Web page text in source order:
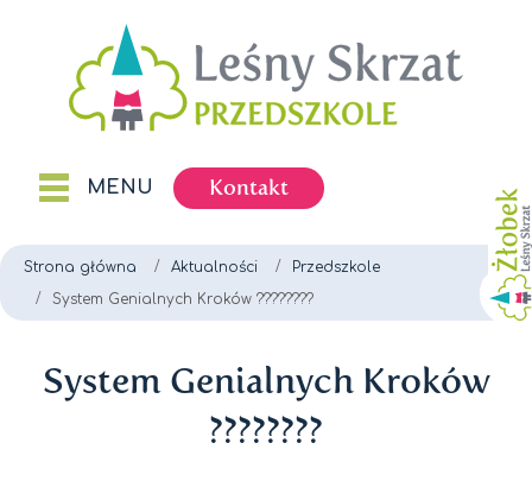
MENU Kontakt
Strona główna Aktualności
Przedszkole
System Genialnych Kroków ????????
System Genialnych Kroków
????????